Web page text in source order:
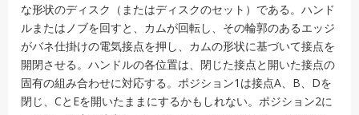
な形状のディスク（またはディスクのセット）である。ハンド
ルまたはノブを回すと、カムが回転し、その輪郭のあるエッジ
がバネ仕掛けの電気接点を押し、カムの形状に基づいて接点を
開閉させる。ハンドルの各位置は、閉じた接点と開いた接点の
固有の組み合わせに対応する。ポジション1は接点A、B、Dを
閉じ、CとEを開いたままにするかもしれない。ポジション2に